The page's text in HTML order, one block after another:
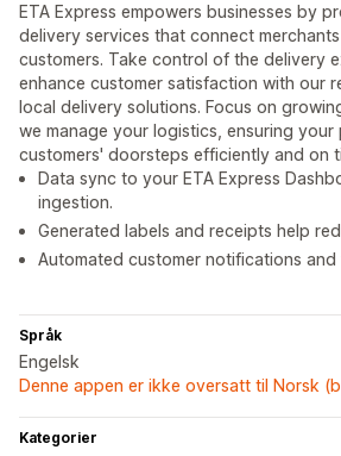
ETA Express empowers businesses by
delivery services that connect
customers. Take control of the delivery
enhance customer satisfaction with our
local delivery solutions. Focus on
we manage your logistics, ensuring
customers' doorsteps efficiently and on
Data sync to your ETA Express
ingestion.
Generated labels and receipts help
Automated customer notifications
Språk
Engelsk
Denne appen er ikke oversatt til Norsk
Kategorier